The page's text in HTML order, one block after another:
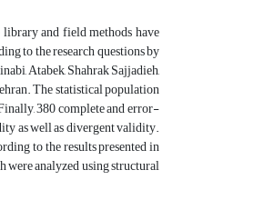
and field methods have
to the research questions by
Atabek, Shahrak Sajjadieh,
The statistical population
380 complete and error-
as well as divergent validity.
to the results presented in
were analyzed using structural